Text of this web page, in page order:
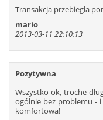
Transakcja przebiegła
mario
2013-03-11 22:10:13
Pozytywna
Wszystko ok, troche
ogólnie bez problemu -
komfortowa!